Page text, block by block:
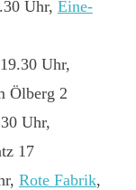
Uhr, Eine-
Uhr,
Ölberg 2
Uhr,
17
Rote Fabrik,